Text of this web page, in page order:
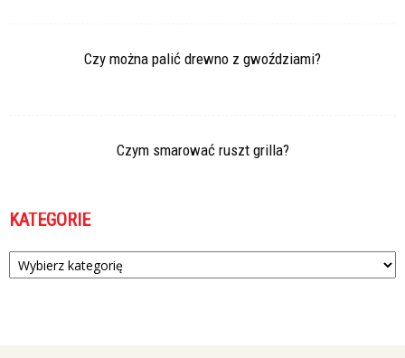
Czy można palić drewno z gwoździami?
Czym smarować ruszt grilla?
KATEGORIE
Kategorie